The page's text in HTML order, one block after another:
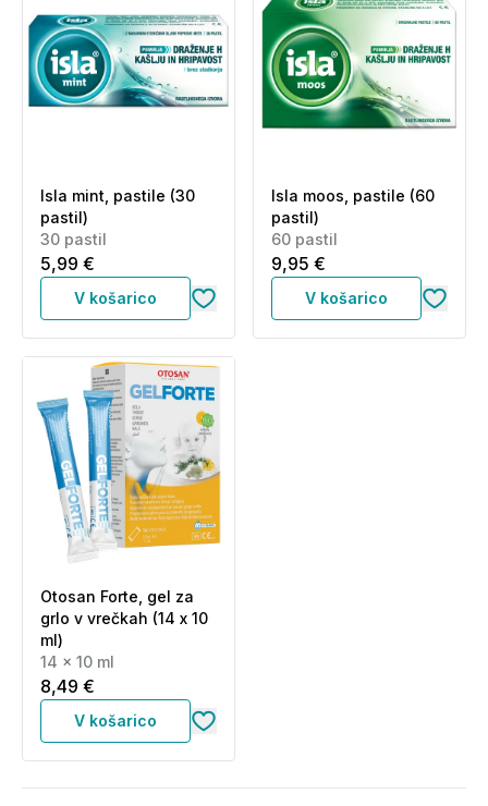
Isla mint, pastile (30
pastil)
30 pastil
5,99 €
V košarico
Isla moos, pastile (60
pastil)
60 pastil
9,95 €
V košarico
Otosan Forte, gel za
grlo v vrečkah (14 x 10
ml)
14 x 10 ml
8,49 €
V košarico